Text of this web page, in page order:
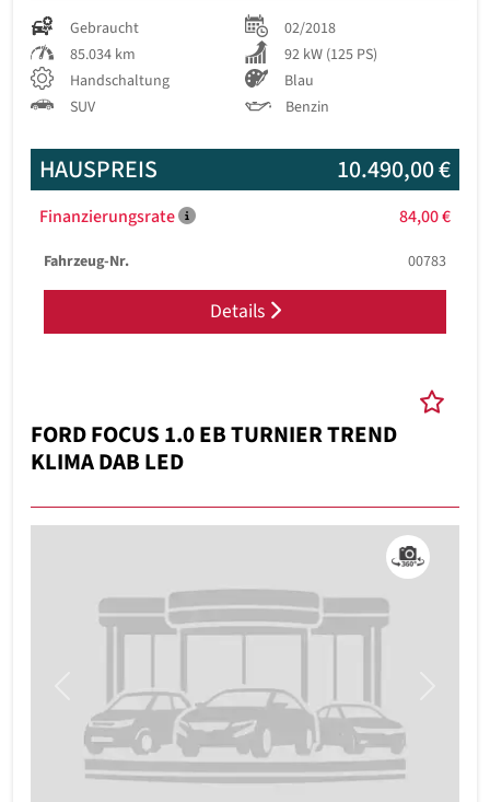
Gebraucht
02/2018
85.034 km
92 kW (125 PS)
Handschaltung
Blau
SUV
Benzin
HAUSPREIS 10.490,00 €
Finanzierungsrate 84,00 €
Fahrzeug-Nr. 00783
Details
FORD FOCUS 1.0 EB TURNIER TREND
KLIMA DAB LED
Previous